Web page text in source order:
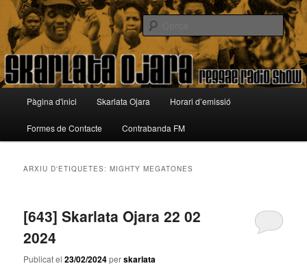
Aneu
contingut
principal
Aneu
contingut
secundariSkarlata Ojara
Reggae Radio Show
Cerca
principal
Pàgina d'inici Skarlata Ojara Horari d’emissió
Formes de Contacte Contrabanda FM
ARXIU D'ETIQUETES:MIGHTY MEGATONES
[643] Skarlata Ojara 22 02
2024
Publicat el23/02/2024perskarlata